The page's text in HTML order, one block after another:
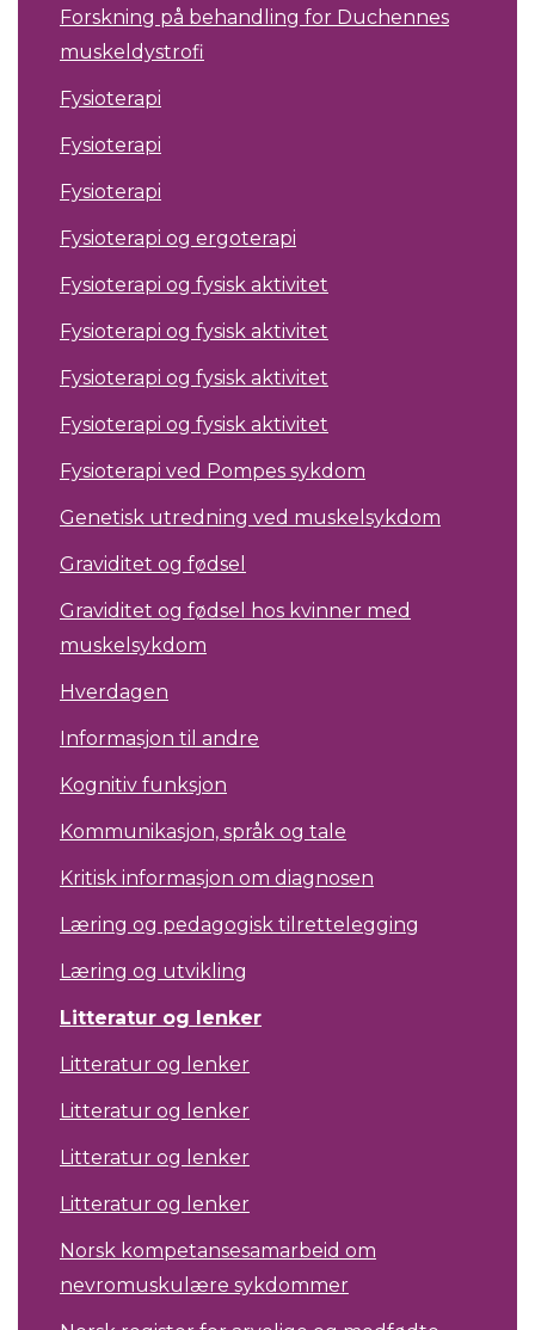
Forskning på behandling for Duchennes
muskeldystrofi
Fysioterapi
Fysioterapi
Fysioterapi
Fysioterapi og ergoterapi
Fysioterapi og fysisk aktivitet
Fysioterapi og fysisk aktivitet
Fysioterapi og fysisk aktivitet
Fysioterapi og fysisk aktivitet
Fysioterapi ved Pompes sykdom
Genetisk utredning ved muskelsykdom
Graviditet og fødsel
Graviditet og fødsel hos kvinner med
muskelsykdom
Hverdagen
Informasjon til andre
Kognitiv funksjon
Kommunikasjon, språk og tale
Kritisk informasjon om diagnosen
Læring og pedagogisk tilrettelegging
Læring og utvikling
Litteratur og lenker
Litteratur og lenker
Litteratur og lenker
Litteratur og lenker
Litteratur og lenker
Norsk kompetansesamarbeid om
nevromuskulære sykdommer